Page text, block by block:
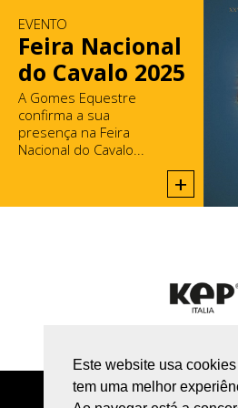
Este website usa
tem uma melhor
EVENTO
Feira Nacional
do Cavalo 2025
A Gomes Equestre
confirma a sua
presença na Feira
Nacional do Cavalo...
+